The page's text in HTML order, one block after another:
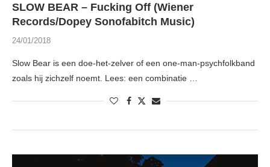
SLOW BEAR – Fucking Off (Wiener
Records/Dopey Sonofabitch Music)
24/01/2018
Slow Bear is een doe-het-zelver of een one-man-psychfolkband
zoals hij zichzelf noemt. Lees: een combinatie …